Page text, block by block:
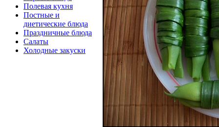
Полевая кухня
Постные и
диетические блюда
Праздничные блюда
Салаты
Холодные закуски